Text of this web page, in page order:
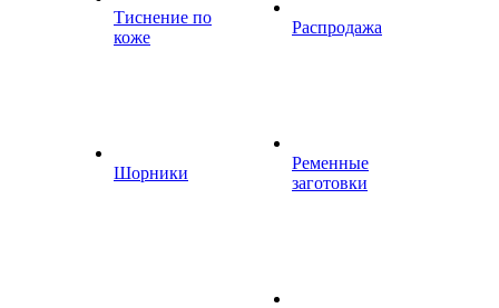
Тиснение по
коже
Шорники
Распродажа
Ременные
заготовки